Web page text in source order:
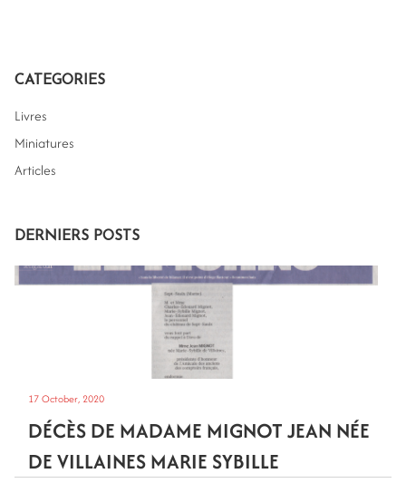
CATEGORIES
Livres
Miniatures
Articles
DERNIERS POSTS
17 October, 2020
DÉCÈS DE MADAME MIGNOT JEAN NÉE
DE VILLAINES MARIE SYBILLE